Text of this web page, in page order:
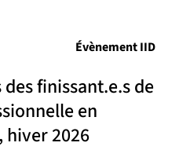
finissant.e.s de
en
2026
Évènement IID